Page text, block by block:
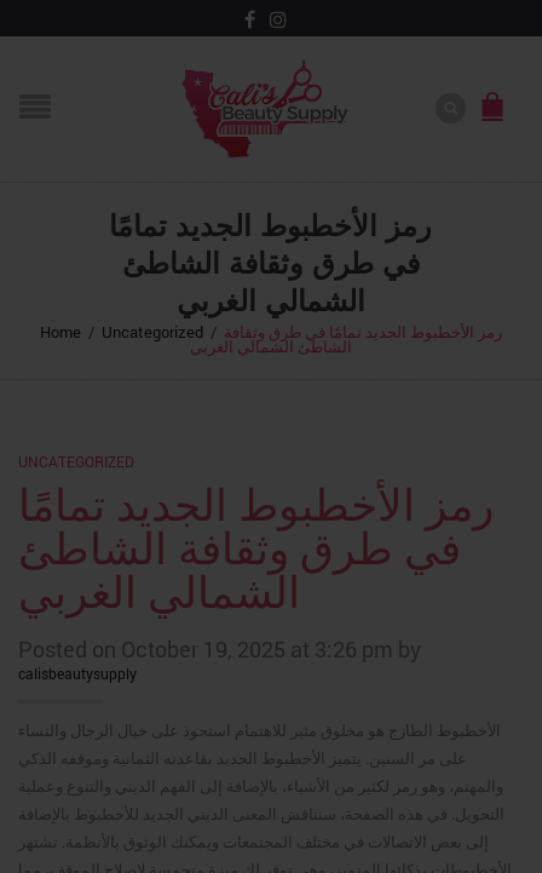
رمز الأخطبوط الجديد تمامًا
في طرق وثقافة الشاطئ
الشمالي الغربي
Home / Uncategorized / رمز الأخطبوط الجديد تمامًا في طرق وثقافة
الشاطئ الشمالي الغربي
UNCATEGORIZED
رمز الأخطبوط الجديد تمامًا
في طرق وثقافة الشاطئ
الشمالي الغربي
Posted on October 19, 2025 at 3:26 pm by
calisbeautysupply
الأخطبوط الطازج هو مخلوق مثير للاهتمام استحوذ على خيال الرجال والنساء
على مر السنين. يتميز الأخطبوط الجديد بقاعدته الثمانية وموقفه الذكي
والمهتم، وهو رمز لكثير من الأشياء، بالإضافة إلى الفهم الديني والتنوع وعملية
التحويل. في هذه الصفحة، سنناقش المعنى الديني الجديد للأخطبوط بالإضافة
إلى بعض الاتصالات في مختلف المجتمعات ويمكنك الوثوق بالأنظمة. تشتهر